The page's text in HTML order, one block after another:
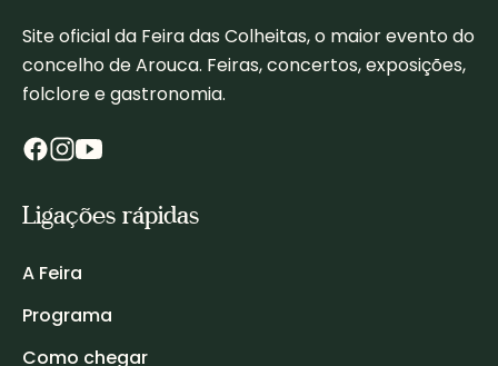
Site oficial da Feira das Colheitas, o maior evento do
concelho de Arouca. Feiras, concertos, exposições,
folclore e gastronomia.
Ligações rápidas
A Feira
Programa
Como chegar